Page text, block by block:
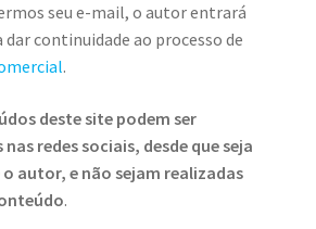
seu e-mail, o autor entrará
continuidade ao processo de
.
deste site podem ser
redes sociais, desde que seja
autor, e não sejam realizadas
.